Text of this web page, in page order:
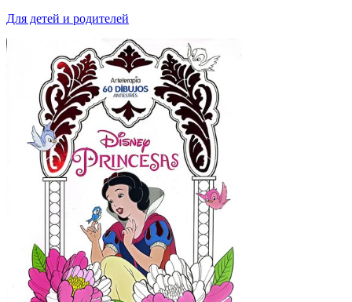
Для детей и родителей